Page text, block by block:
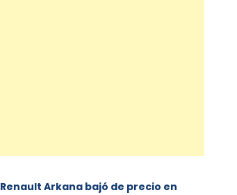
Renault Arkana bajó de precio en